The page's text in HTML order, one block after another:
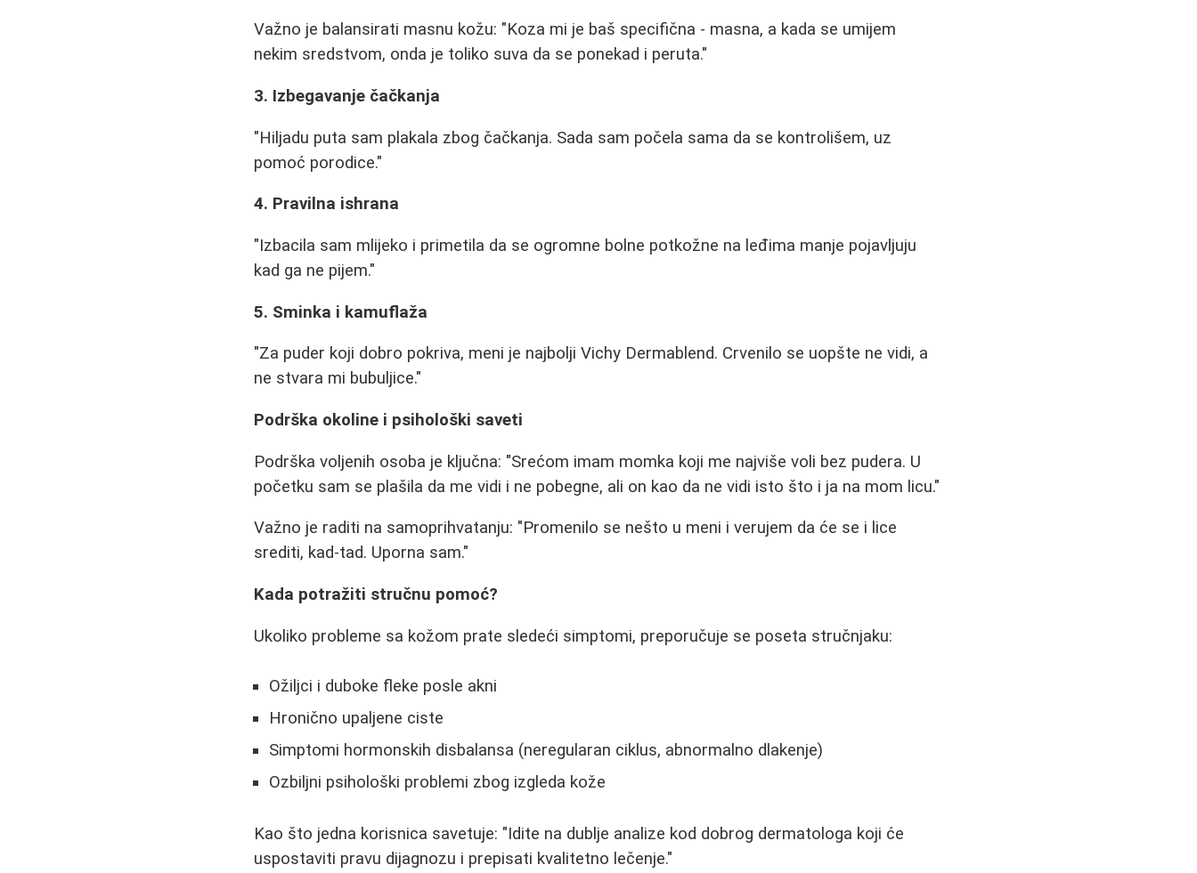
Važno je balansirati masnu kožu: "Koza mi je baš specifična - masna, a kada se umijem
nekim sredstvom, onda je toliko suva da se ponekad i peruta."
3. Izbegavanje čačkanja
"Hiljadu puta sam plakala zbog čačkanja. Sada sam počela sama da se kontrolišem, uz
pomoć porodice."
4. Pravilna ishrana
"Izbacila sam mlijeko i primetila da se ogromne bolne potkožne na leđima manje pojavljuju
kad ga ne pijem."
5. Sminka i kamuflaža
"Za puder koji dobro pokriva, meni je najbolji Vichy Dermablend. Crvenilo se uopšte ne vidi, a
ne stvara mi bubuljice."
Podrška okoline i psihološki saveti
Podrška voljenih osoba je ključna: "Srećom imam momka koji me najviše voli bez pudera. U
početku sam se plašila da me vidi i ne pobegne, ali on kao da ne vidi isto što i ja na mom licu."
Važno je raditi na samoprihvatanju: "Promenilo se nešto u meni i verujem da će se i lice
srediti, kad-tad. Uporna sam."
Kada potražiti stručnu pomoć?
Ukoliko probleme sa kožom prate sledeći simptomi, preporučuje se poseta stručnjaku:
Ožiljci i duboke fleke posle akni
Hronično upaljene ciste
Simptomi hormonskih disbalansa (neregularan ciklus, abnormalno dlakenje)
Ozbiljni psihološki problemi zbog izgleda kože
Kao što jedna korisnica savetuje: "Idite na dublje analize kod dobrog dermatologa koji će
uspostaviti pravu dijagnozu i prepisati kvalitetno lečenje."